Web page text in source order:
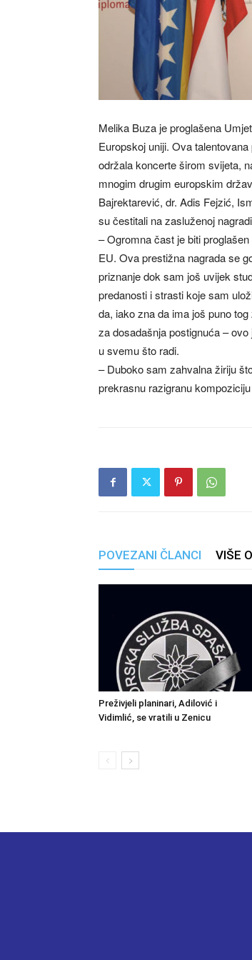
Melika Buza je proglašena
Europskoj uniji. Ova
održala koncerte širom svijeta,
mnogim drugim europskim
Bajrektarević, dr. Adis Fejzić,
su čestitali na zasluženoj
– Ogromna čast je biti
EU. Ova prestižna nagrada se
priznanje dok sam još uvijek
predanosti i strasti koje sam
da, iako zna da ima još puno
za dosadašnja postignuća –
u svemu što radi.
– Duboko sam zahvalna žiriju
prekrasnu razigranu
POVEZANI ČLANCI VIŠE
Preživjeli planinari, Adilović i
Vidimlić, se vratili u Zenicu